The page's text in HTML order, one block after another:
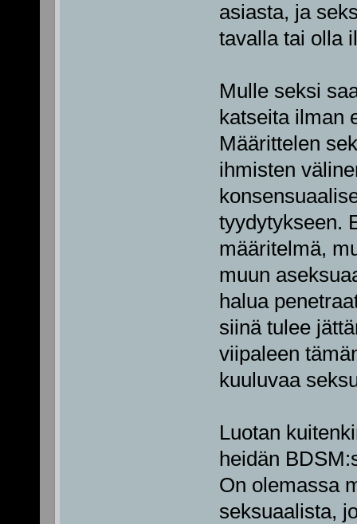
asiasta, ja
tavalla tai olla
Mulle seksi
katseita ilman
Määrittelen
ihmisten
tyydytykseen.
määritelmä,
muun
halua
siinä tulee
viipaleen
kuuluvaa
Luotan
heidän
On olemassa
seksuaalista,